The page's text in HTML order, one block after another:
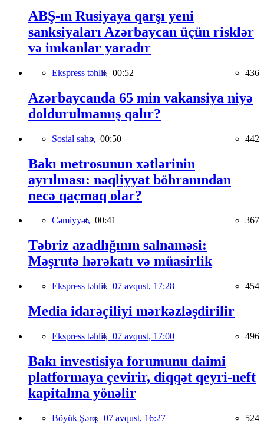
ABŞ-ın Rusiyaya qarşı yeni
sanksiyaları Azərbaycan üçün risklər
və imkanlar yaradır
Ekspress təhlil, 00:52 436
Azərbaycanda 65 min vakansiya niyə
doldurulmamış qalır?
Sosial sahə, 00:50 442
Bakı metrosunun xətlərinin
ayrılması: nəqliyyat böhranından
necə qaçmaq olar?
Cəmiyyət, 00:41 367
Təbriz azadlığının salnaməsi:
Məşrutə hərəkatı və müasirlik
Ekspress təhlil, 07 avqust, 17:28 454
Media idarəçiliyi mərkəzləşdirilir
Ekspress təhlil, 07 avqust, 17:00 496
Bakı investisiya forumunu daimi
platformaya çevirir, diqqət qeyri-neft
kapitalına yönəlir
Böyük Şərq, 07 avqust, 16:27 524